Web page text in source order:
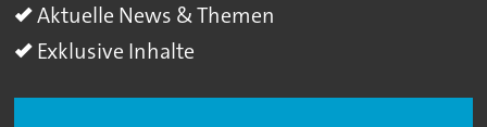
Aktuelle News & Themen
Exklusive Inhalte